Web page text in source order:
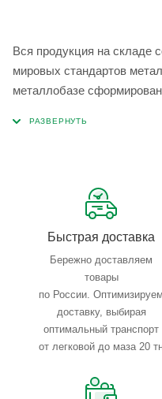
Вся продукция на складе
мировых стандартов
металлобазе
Быстрая доставка
Бережно доставляем
товары
по России. Оптимизируем
доставку, выбирая
оптимальный транспорт
от легковой до маза 20